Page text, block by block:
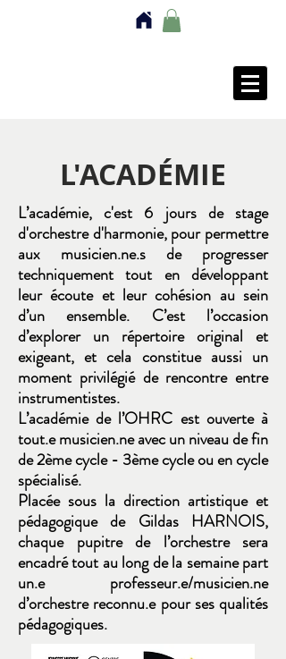
L'ACADÉMIE
L’académie, c'est 6 jours de stage
d'orchestre d'harmonie, pour permettre
aux musicien.ne.s de progresser
techniquement tout en développant
leur écoute et leur cohésion au sein
d’un ensemble. C’est l’occasion
d’explorer un répertoire original et
exigeant, et cela constitue aussi un
moment privilégié de rencontre entre
instrumentistes.
L’académie de l’OHRC est ouverte à
tout.e musicien.ne avec un niveau de fin
de 2ème cycle - 3ème cycle ou en cycle
spécialisé.
Placée sous la direction artistique et
pédagogique de Gildas HARNOIS,
chaque pupitre de l’orchestre sera
encadré tout au long de la semaine part
un.e professeur.e/musicien.ne
d’orchestre reconnu.e pour ses qualités
pédagogiques.